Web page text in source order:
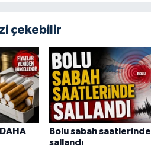
çekebilir
Bolu sabah saatlerinde
sallandı